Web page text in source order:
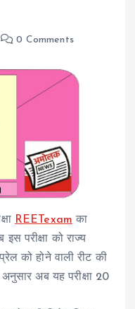
0 Comments
REETexam का
परीक्षा को राज्य
को होने वाली रीट की
अब यह परीक्षा 20